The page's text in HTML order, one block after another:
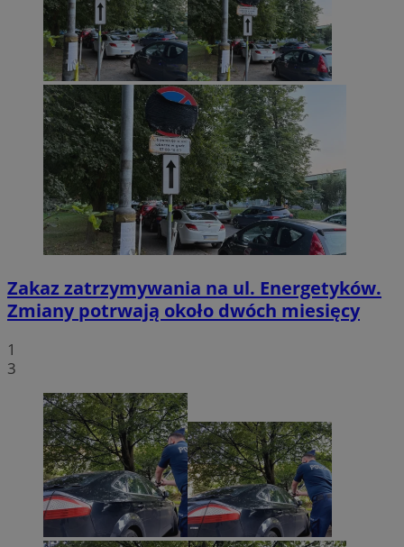
Zakaz zatrzymywania na ul. Energetyków.
Zmiany potrwają około dwóch miesięcy
1
3